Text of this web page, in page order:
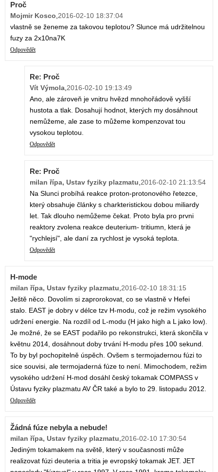
Proč
Mojmir Kosco,2016-02-10 18:37:04
vlastně se ženeme za takovou teplotou? Slunce má udržitelnou
fuzy za 2x10na7K
Odpovědět
Re: Proč
Vít Výmola,2016-02-10 19:13:49
Ano, ale zároveň je vnitru hvězd mnohořádově vyšší
hustota a tlak. Dosahují hodnot, kterých my dosáhnout
nemůžeme, ale zase to můžeme kompenzovat tou
vysokou teplotou.
Odpovědět
Re: Proč
milan řípa, Ustav fyziky plazmatu,2016-02-10 21:13:54
Na Slunci probíhá reakce proton-protonového řetezce,
který obsahuje články s charkteristickou dobou miliardy
let. Tak dlouho nemůžeme čekat. Proto byla pro prvni
reaktory zvolena reakce deuterium- tritiumn, která je
"rychlejsí", ale daní za rychlost je vysoká teplota.
Odpovědět
H-mode
milan řípa, Ustav fyziky plazmatu,2016-02-10 18:31:15
Ještě něco. Dovolím si zaprorokovat, co se vlastně v Hefei
stalo. EAST je dobry v délce tzv H-modu, což je režim vysokého
udržení energie. Na rozdíl od L-modu (H jako high a L jako low).
Je možné, že se EAST podařilo po rekonstrukci, která skončila v
květnu 2014, dosáhnout doby trvání H-modu přes 100 sekund.
To by byl pochopitelně úspěch. Ovšem s termojadernou fúzi to
sice souvisi, ale termojaderná fúze to není. Mimochodem, režim
vysokého udržení H-mod dosáhl český tokamak COMPASS v
Ústavu fyziky plazmatu AV ČR také a bylo to 29. listopadu 2012.
Odpovědět
Žádná fúze nebyla a nebude!
milan řípa, Ustav fyziky plazmatu,2016-02-10 17:30:54
Jediným tokamakem na světě, který v současnosti může
realizovat fúzi deuteria a tritia je evropský tokamak JET. JET